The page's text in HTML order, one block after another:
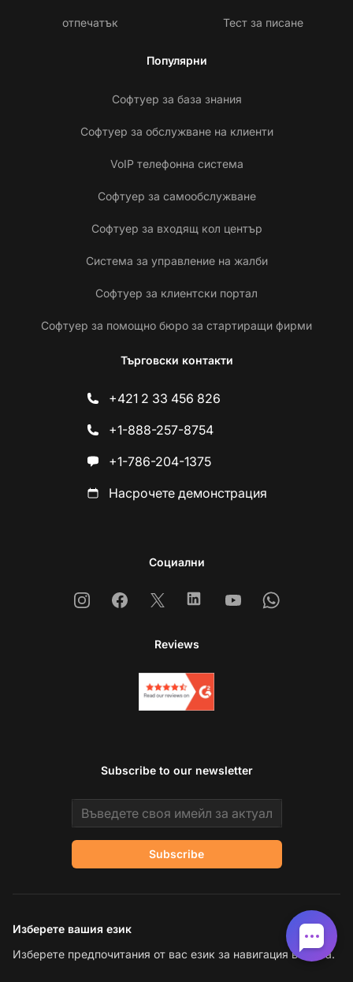
отпечатък Тест за писане
Популярни
Софтуер за база знания
Софтуер за обслужване на клиенти
VoIP телефонна система
Софтуер за самообслужване
Софтуер за входящ кол център
Система за управление на жалби
Софтуер за клиентски портал
Софтуер за помощно бюро за стартиращи фирми
Търговски контакти
+421 2 33 456 826
+1-888-257-8754
+1-786-204-1375
Насрочете демонстрация
Социални
InstagramFacebook
X LinkedinYoutubeWhatsapp
Reviews
Subscribe to our newsletter
Email address
Subscribe
Изберете вашия език
Изберете предпочитания от вас език за навигация в сайта.